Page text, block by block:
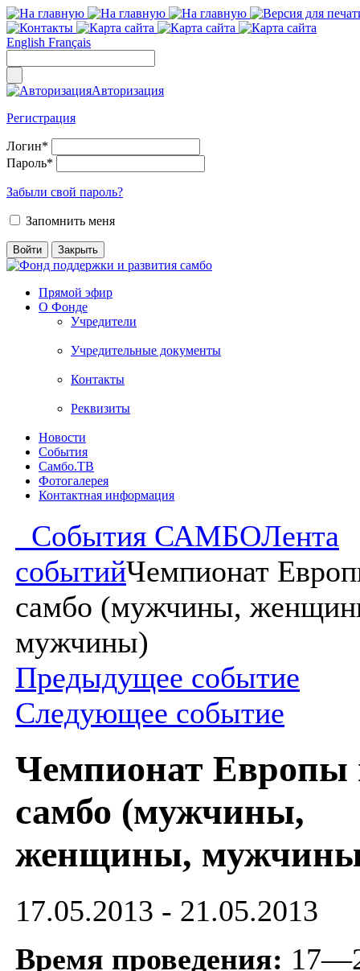
English Français
Авторизация
Регистрация
Логин*
Пароль*
Забыли свой пароль?
Запомнить меня
Прямой эфир
О Фонде
Учредители
Учредительные документы
Контакты
Реквизиты
Новости
События
Самбо.ТВ
Фотогалерея
Контактная информация
События САМБОЛента
событийЧемпионат
самбо (мужчины,
мужчины)
Предыдущее событие
Следующее событие
Чемпионат Европы
самбо (мужчины,
женщины,
17.05.2013 - 21.05.2013
Время проведения: